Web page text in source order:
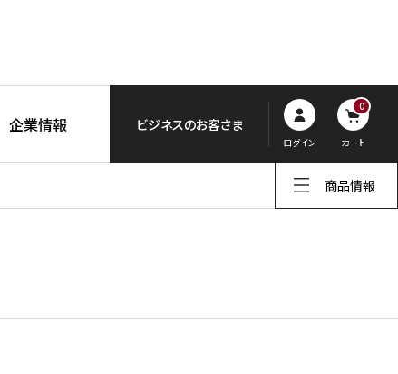
企業情報 ビジネスのお客さま
ログイン
0
カート
商品情報